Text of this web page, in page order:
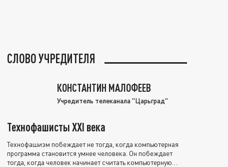
СЛОВО УЧРЕДИТЕЛЯ
КОНСТАНТИН МАЛОФЕЕВ
Учредитель телеканала "Царьград"
Технофашисты XXI века
Технофашизм побеждает не тогда, когда компьютерная
программа становится умнее человека. Он побеждает
тогда, когда человек начинает считать компьютерную